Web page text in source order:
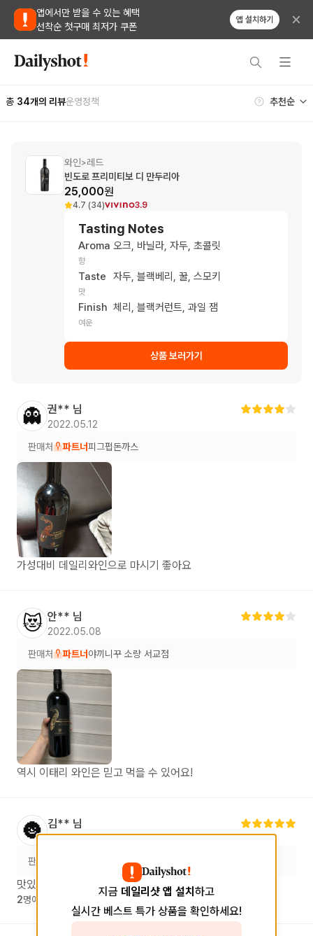
앱에서만 받을 수 있는 혜택
선착순 첫구매 최저가 쿠폰
앱 설치하기
총 34개의 리뷰운영정책
와인>레드
빈도로 프리미티보 디 만두리아
25,000원
4.7 (34) 3.9
Tasting Notes
Aroma
향
오크, 바닐라, 자두, 초콜릿
Taste
맛
자두, 블랙베리, 꿀, 스모키
Finish
여운
체리, 블랙커런트, 과일 잼
상품 보러가기
👻 권** 님
2022.05.12
판매처 파트너피그펍돈까스
가성대비 데일리와인으로 마시기 좋아요
😻 안** 님
2022.05.08
판매처 파트너 야끼니꾸 소량 서교점
역시 이태리 와인은 믿고 먹을 수 있어요!
🌚 김** 님
2022.05.22
판매처 브라보청춘포차
맛있습니다. 병이 좀 무거운듯.
2명에게 도움이 되었습니다.
지금 데일리샷 앱 설치 하고
실시간 베스트 특가 상품을 확인하세요!